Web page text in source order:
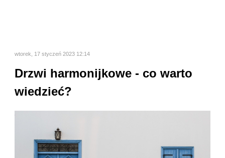
wtorek, 17 styczeń 2023 12:14
Drzwi harmonijkowe - co warto
wiedzieć?